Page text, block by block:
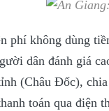
phí không dùng
dân đánh giá
(Châu Đốc),
toán qua điện